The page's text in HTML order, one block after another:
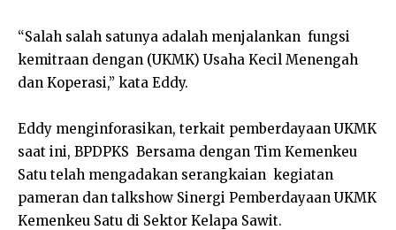
“Salah salah satunya adalah menjalankan fungsi
kemitraan dengan (UKMK) Usaha Kecil Menengah
dan Koperasi,” kata Eddy.
Eddy menginforasikan, terkait pemberdayaan UKMK
saat ini, BPDPKS Bersama dengan Tim Kemenkeu
Satu telah mengadakan serangkaian kegiatan
pameran dan talkshow Sinergi Pemberdayaan UKMK
Kemenkeu Satu di Sektor Kelapa Sawit.